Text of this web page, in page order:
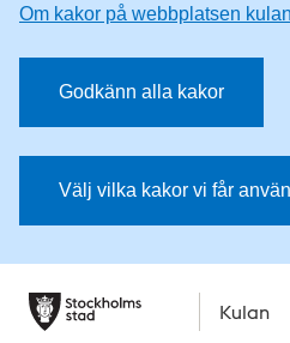
Om kakor på webbplatsen
Godkänn alla kakor
Välj vilka kakor vi får
Kulan